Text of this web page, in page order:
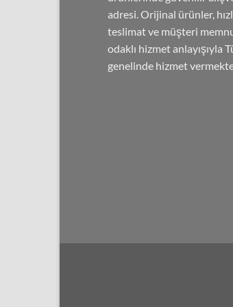
adresi. Orijinal ürünler,
teslimat ve müşteri
odaklı hizmet anlayışıyla
genelinde hizmet